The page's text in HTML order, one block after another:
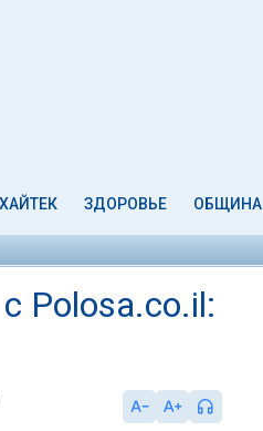
ЗДОРОВЬЕ ОБЩИНА
Polosa.co.il: